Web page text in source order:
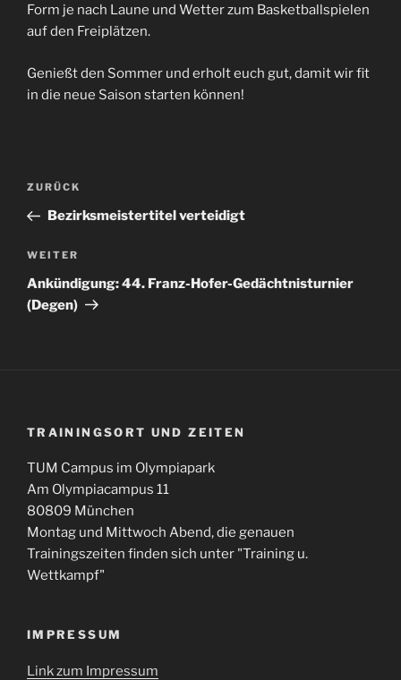
Form je nach Laune und Wetter zum Basketballspielen
auf den Freiplätzen.
Genießt den Sommer und erholt euch gut, damit wir fit
in die neue Saison starten können!
Beitragsnavigation
Vorheriger
Beitrag
ZURÜCK
Bezirksmeistertitel verteidigt
Nächster
Beitrag
WEITER
Ankündigung: 44. Franz-Hofer-Gedächtnisturnier
(Degen)
TRAININGSORT UND ZEITEN
TUM Campus im Olympiapark
Am Olympiacampus 11
80809 München
Montag und Mittwoch Abend, die genauen
Trainingszeiten finden sich unter "Training u.
Wettkampf"
IMPRESSUM
Link zum Impressum